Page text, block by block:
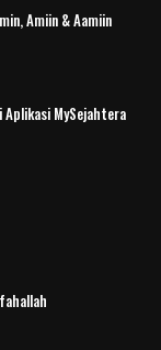
Amiin & Aamiin
Aplikasi MySejahtera